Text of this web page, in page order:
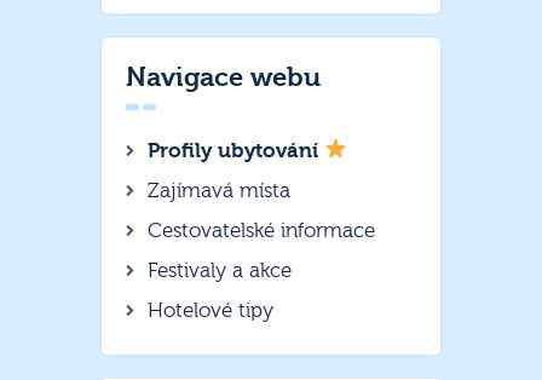
Navigace webu
Profily ubytování
Zajímavá místa
Cestovatelské informace
Festivaly a akce
Hotelové tipy